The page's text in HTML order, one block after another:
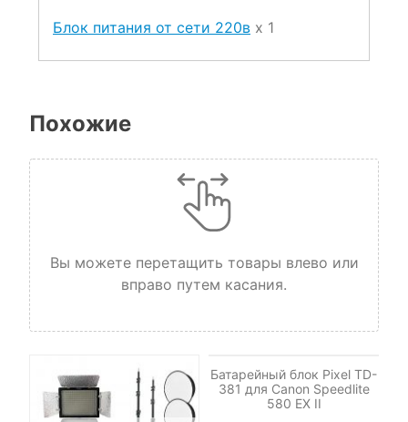
Блок питания от сети 220в x 1
Похожие
Вы можете перетащить товары влево или
вправо путем касания.
Батарейный блок Pixel TD-
381 для Canon Speedlite
580 EX II